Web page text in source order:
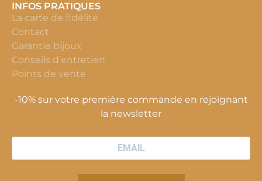
INFOS PRATIQUES
La carte de fidélité
Contact
Garantie bijoux
Conseils d’entretien
Points de vente
-10% sur votre première commande en rejoignant
la newsletter